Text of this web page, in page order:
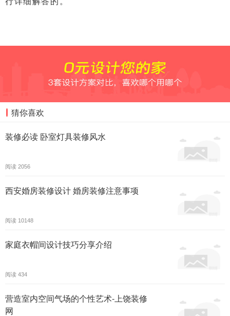
猜你喜欢
装修必读 卧室灯具装修风水
阅读 2056
西安婚房装修设计 婚房装修注意事项
阅读 10148
家庭衣帽间设计技巧分享介绍
阅读 434
营造室内空间气场的个性艺术-上饶装修
网